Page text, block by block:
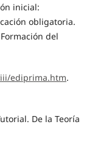
inicial:
obligatoria.
del
ediprima.htm.
De la Teoría